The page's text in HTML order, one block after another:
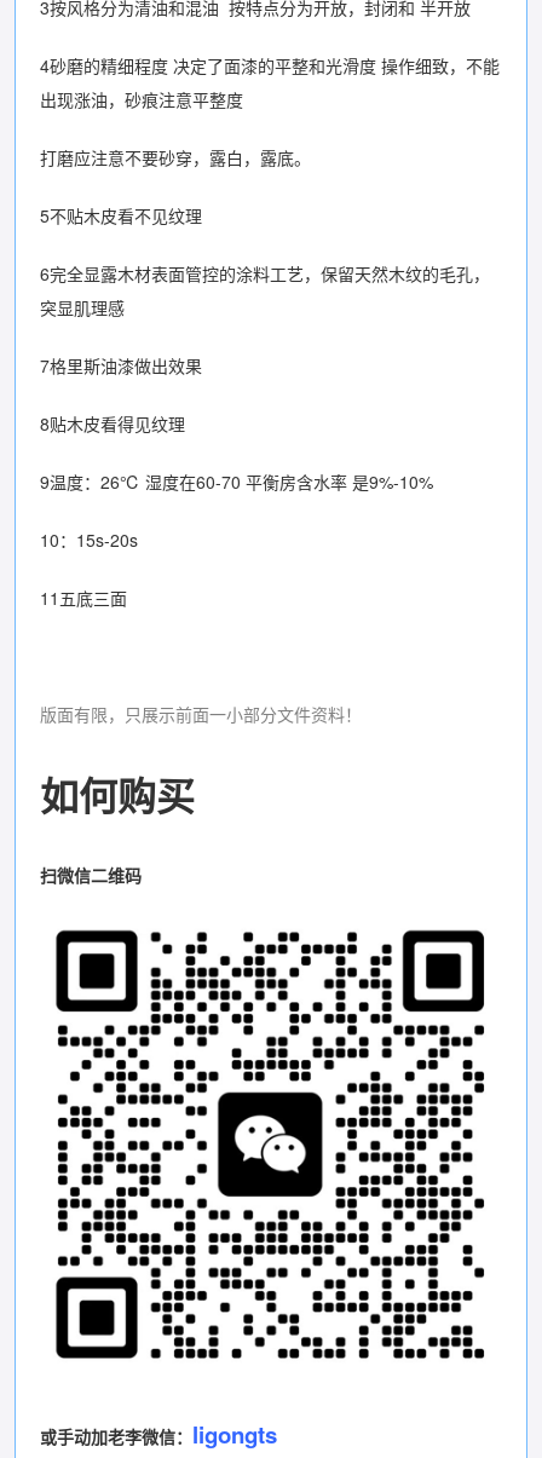
3按风格分为清油和混油 按特点分为开放，封闭和 半开放
4砂磨的精细程度 决定了面漆的平整和光滑度 操作细致，不能
出现涨油，砂痕注意平整度
打磨应注意不要砂穿，露白，露底。
5不贴木皮看不见纹理
6完全显露木材表面管控的涂料工艺，保留天然木纹的毛孔，
突显肌理感
7格里斯油漆做出效果
8贴木皮看得见纹理
9温度：26℃ 湿度在60-70 平衡房含水率 是9%-10%
10：15s-20s
11五底三面
版面有限，只展示前面一小部分文件资料！
如何购买
扫微信二维码
或手动加老李微信： ligongts